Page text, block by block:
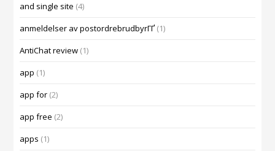
and single site (4)
anmeldelser av postordrebrudbyrГҐ (1)
AntiChat review (1)
app (1)
app for (2)
app free (2)
apps (1)